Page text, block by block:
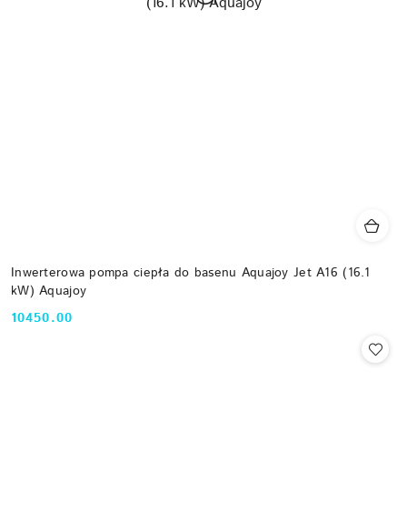
Inwerterowa pompa ciepła do basenu Aquajoy Jet A16 (16.1
kW) Aquajoy
Cena:
10450.00